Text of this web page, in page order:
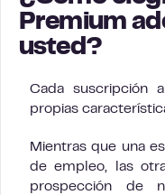
Premium
usted?
Cada suscripción
propias
Mientras que una
de empleo, las
prospección de